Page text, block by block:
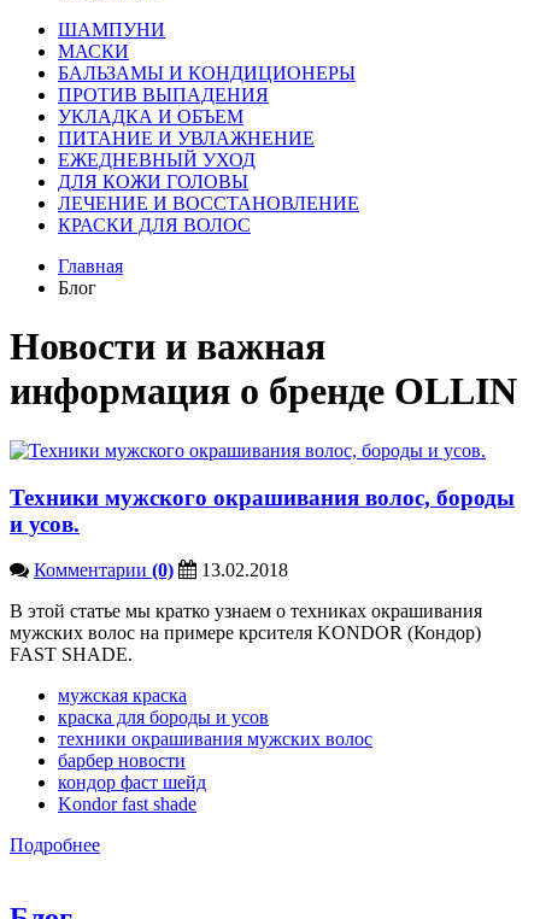
ШАМПУНИ
МАСКИ
БАЛЬЗАМЫ И КОНДИЦИОНЕРЫ
ПРОТИВ ВЫПАДЕНИЯ
УКЛАДКА И ОБЪЕМ
ПИТАНИЕ И УВЛАЖНЕНИЕ
ЕЖЕДНЕВНЫЙ УХОД
ДЛЯ КОЖИ ГОЛОВЫ
ЛЕЧЕНИЕ И ВОССТАНОВЛЕНИЕ
КРАСКИ ДЛЯ ВОЛОС
Главная
Блог
Новости и важная
информация о бренде OLLIN
Техники мужского окрашивания волос, бороды
и усов.
Комментарии (0)
13.02.2018
В этой статье мы кратко узнаем о техниках окрашивания
мужских волос на примере крсителя KONDOR (Кондор)
FAST SHADE.
мужская краска
краска для бороды и усов
техники окрашивания мужских волос
барбер новости
кондор фаст шейд
Kondor fast shade
Подробнее